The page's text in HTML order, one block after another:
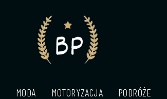
MODA MOTORYZACJA PODRÓŻE